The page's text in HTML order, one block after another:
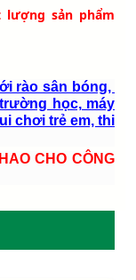
lượng sản phẩm
rào sân bóng,
học, máy
chơi trẻ em, thi
CHO CÔNG